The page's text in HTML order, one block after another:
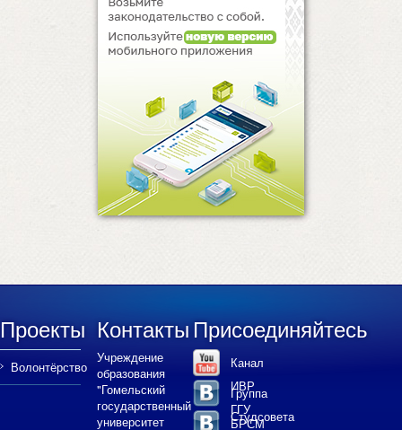
Проекты
Волонтёрство
Контакты
Учреждение
образования
"Гомельский
государственный
университет
Присоединяйтесь
Канал
ИВР
ГГУ
Группа
Студсовета
БРСМ